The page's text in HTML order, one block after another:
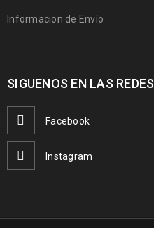
Informacion de Envío
SIGUENOS EN LAS REDES
Facebook
Instagram